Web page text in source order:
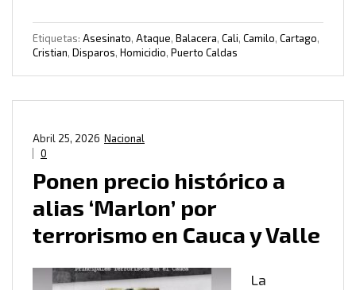
Etiquetas: Asesinato, Ataque, Balacera, Cali, Camilo, Cartago,
Cristian, Disparos, Homicidio, Puerto Caldas
Nacional
Abril 25, 2026
0
Ponen precio histórico a
alias ‘Marlon’ por
terrorismo en Cauca y Valle
La